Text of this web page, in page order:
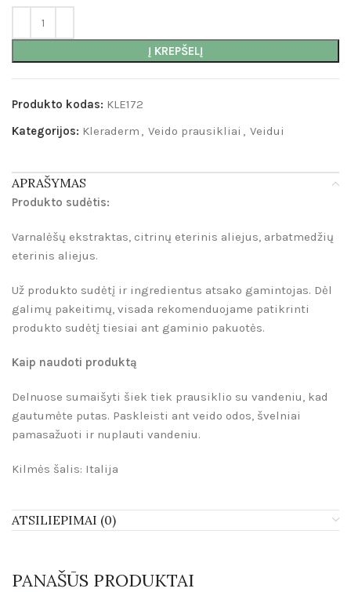
Į KREPŠELĮ
Produkto kodas: KLE172
Kategorijos: Kleraderm , Veido prausikliai , Veidui
APRAŠYMAS
Produkto sudėtis:
Varnalėšų ekstraktas, citrinų eterinis aliejus, arbatmedžių
eterinis aliejus.
Už produkto sudėtį ir ingredientus atsako gamintojas. Dėl
galimų pakeitimų, visada rekomenduojame patikrinti
produkto sudėtį tiesiai ant gaminio pakuotės.
Kaip naudoti produktą
Delnuose sumaišyti šiek tiek prausiklio su vandeniu, kad
gautumėte putas. Paskleisti ant veido odos, švelniai
pamasažuoti ir nuplauti vandeniu.
Kilmės šalis: Italija
ATSILIEPIMAI (0)
PANAŠŪS PRODUKTAI